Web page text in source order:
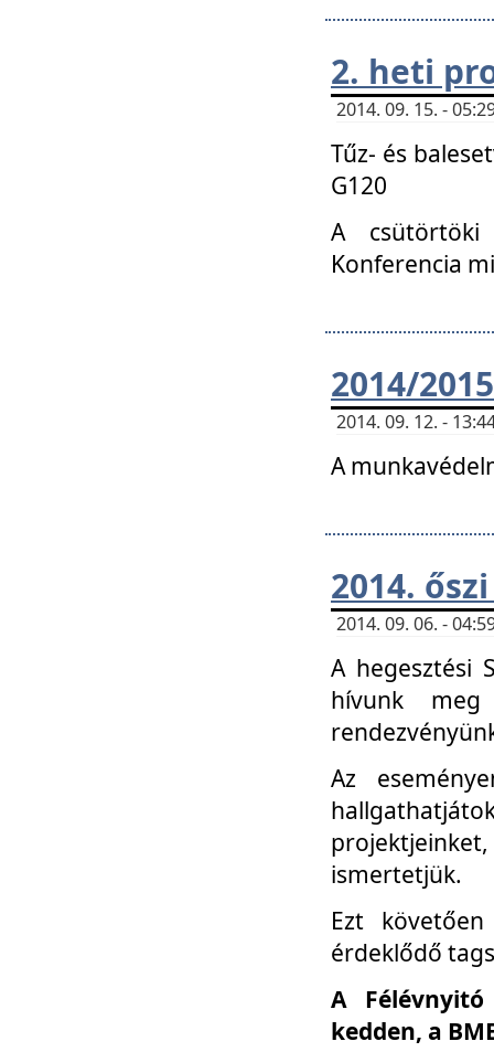
2. heti
2014. 09. 15. -
Tűz- és
G120
A csütörtöki
Konferencia
2014/
2014. 09. 12. -
A
2014.
2014. 09. 06. -
A hegesztési
hívunk
Az
ismertetjük.
Ezt
érdeklődő
A
kedden, a